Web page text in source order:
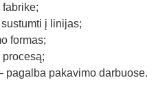
fabrike;
į linijas;
formas;
pagalba pakavimo darbuose.